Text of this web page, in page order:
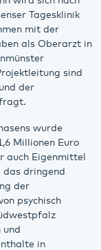
Tagesklinik
mit der
als Oberarzt in
sind
der
wurde
Millionen Euro
auch Eigenmittel
das dringend
der
psychisch
und
in